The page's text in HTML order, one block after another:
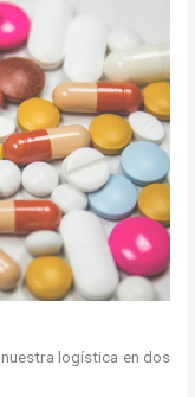
logística en dos